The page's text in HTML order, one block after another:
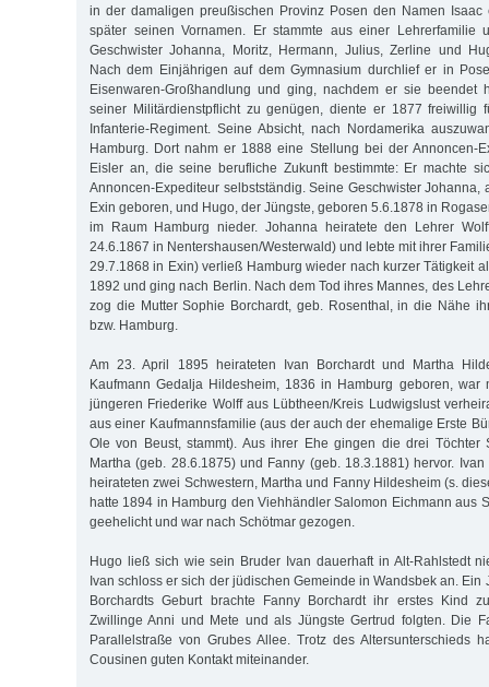
in der damaligen preußischen Provinz Posen den Namen Isaac
später seinen Vornamen. Er stammte aus einer Lehrerfamilie
Geschwister Johanna, Moritz, Hermann, Julius, Zerline und
Nach dem Einjährigen auf dem Gymnasium durchlief er in
Eisenwaren-Großhandlung und ging, nachdem er sie beendet
seiner Militärdienstpflicht zu genügen, diente er 1877 freiwillig
Infanterie-Regiment. Seine Absicht, nach Nordamerika
Hamburg. Dort nahm er 1888 eine Stellung bei der Annoncen-
Eisler an, die seine berufliche Zukunft bestimmte: Er machte
Annoncen-Expediteur selbstständig. Seine Geschwister Johanna,
Exin geboren, und Hugo, der Jüngste, geboren 5.6.1878 in
im Raum Hamburg nieder. Johanna heiratete den Lehrer
24.6.1867 in Nentershausen/Westerwald) und lebte mit ihrer
29.7.1868 in Exin) verließ Hamburg wieder nach kurzer Tätigkeit
1892 und ging nach Berlin. Nach dem Tod ihres Mannes, des
zog die Mutter Sophie Borchardt, geb. Rosenthal, in die Nähe
bzw. Hamburg.
Am 23. April 1895 heirateten Ivan Borchardt und Martha
Kaufmann Gedalja Hildesheim, 1836 in Hamburg geboren, war
jüngeren Friederike Wolff aus Lübtheen/Kreis Ludwigslust
aus einer Kaufmannsfamilie (aus der auch der ehemalige Erste
Ole von Beust, stammt). Aus ihrer Ehe gingen die drei Töchter
Martha (geb. 28.6.1875) und Fanny (geb. 18.3.1881) hervor.
heirateten zwei Schwestern, Martha und Fanny Hildesheim (s.
hatte 1894 in Hamburg den Viehhändler Salomon Eichmann aus
geehelicht und war nach Schötmar gezogen.
Hugo ließ sich wie sein Bruder Ivan dauerhaft in Alt-Rahlstedt
Ivan schloss er sich der jüdischen Gemeinde in Wandsbek an. Ein
Borchardts Geburt brachte Fanny Borchardt ihr erstes Kind
Zwillinge Anni und Mete und als Jüngste Gertrud folgten. Die
Parallelstraße von Grubes Allee. Trotz des Altersunterschieds
Cousinen guten Kontakt miteinander.